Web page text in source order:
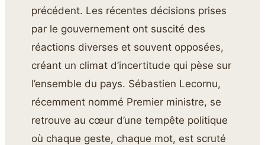
précédent. Les récentes décisions prises
par le gouvernement ont suscité des
réactions diverses et souvent opposées,
créant un climat d’incertitude qui pèse sur
l’ensemble du pays. Sébastien Lecornu,
récemment nommé Premier ministre, se
retrouve au cœur d’une tempête politique
où chaque geste, chaque mot, est scruté